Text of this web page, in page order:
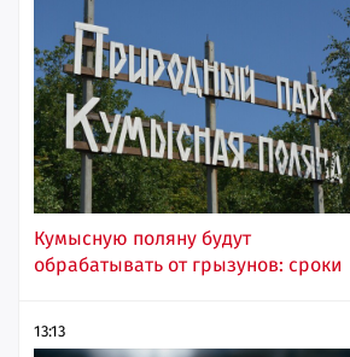
Кумысную поляну будут
обрабатывать от грызунов: сроки
13:13